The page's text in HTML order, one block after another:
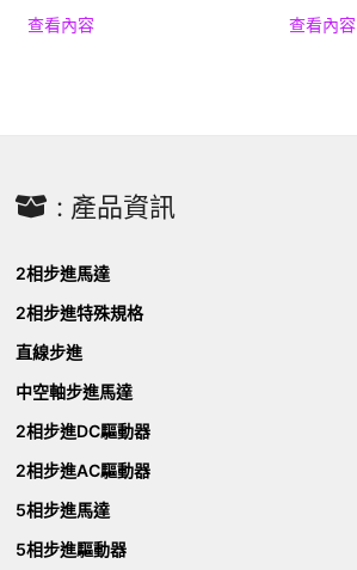
查看內容 查看內容
: 產品資訊
2相步進馬達
2相步進特殊規格
直線步進
中空軸步進馬達
2相步進DC驅動器
2相步進AC驅動器
5相步進馬達
5相步進驅動器